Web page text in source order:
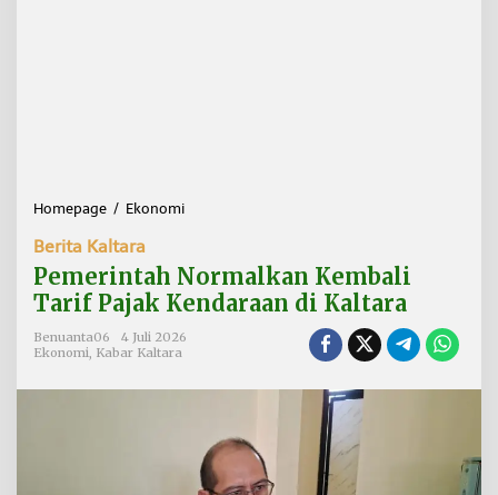
Homepage / Ekonomi
e
r
i
h
Berita Kaltara
Pemerintah Normalkan Kembali
Tarif Pajak Kendaraan di Kaltara
Benuanta06
4 Juli 2026
Ekonomi Kabar Kaltara